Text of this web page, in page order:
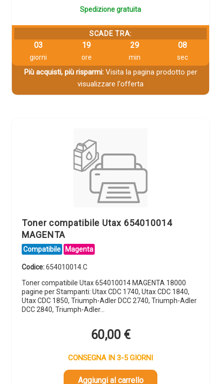
Spedizione gratuita
SCADE TRA:
03
giorni
19
ore
29
min
08
sec
Più acquisti, più risparmi:Visita la pagina prodotto per
visualizzare l'offerta
Toner compatibile Utax 654010014
MAGENTA
Compatibile Magenta
Codice:654010014.C
Toner compatibile Utax 654010014 MAGENTA 18000
pagine per Stampanti: Utax CDC 1740, Utax CDC 1840,
Utax CDC 1850, Triumph-Adler DCC 2740, Triumph-Adler
DCC 2840, Triumph-Adler…
60,00 €
CONSEGNA IN 3-5 GIORNI
Aggiungi al carrello